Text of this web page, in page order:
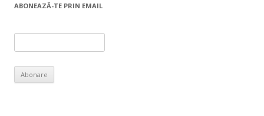
ABONEAZĂ-TE PRIN EMAIL